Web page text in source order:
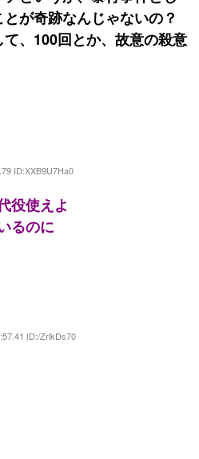
が奇跡なんじゃないの？
、100回とか、故意の殺意
ID:XXB9U7Ha0
役使えよ
るのに
ID:/ZrlkDs70